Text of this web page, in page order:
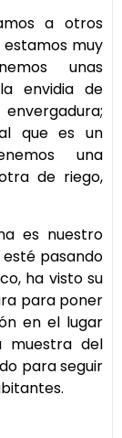
a otros
muy
unas
envidia de
que es un
una
de riego,
es nuestro
esté pasando
ha visto su
para poner
en el lugar
muestra del
para seguir